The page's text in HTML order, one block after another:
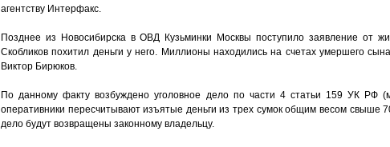
агентству Интерфакс.
Позднее из Новосибирска в ОВД Кузьминки Москвы поступило заявление от
Скобликов похитил деньги у него. Миллионы находились на счетах умершего
Виктор Бирюков.
По данному факту возбуждено уголовное дело по части 4 статьи 159 УК РФ
оперативники пересчитывают изъятые деньги из трех сумок общим весом свыше
дело будут возвращены законному владельцу.